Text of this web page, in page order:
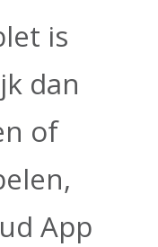
is
dan
of
App